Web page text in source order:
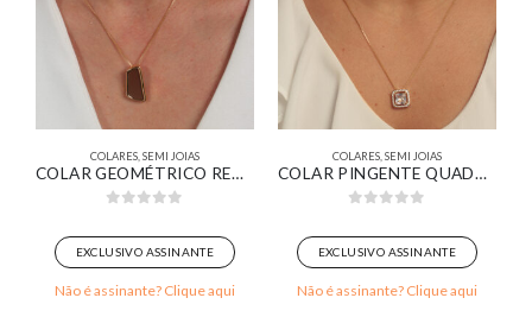
COLARES SEMI JOIAS
COLAR GEOMÉTRICO RETANGULAR ORGÂNICO RESINADO MARROM BANHADO EM OURO 18K
EXCLUSIVO ASSINANTE
Não é assinante? Clique aqui
COLARES SEMI JOIAS
COLAR PINGENTE QUADRADO ZIRCÔNIA CRISTAL CRAVEJADO BANHADO EM OURO 18K
EXCLUSIVO ASSINANTE
Não é assinante? Clique aqui